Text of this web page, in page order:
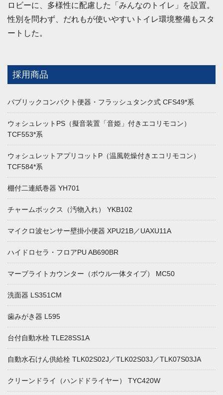
ロビーに、多様性に配慮した「みんなのトイレ」を設置。
性別を問わず、だれもが使いやすいトイレ環境整備もスタ
ートした。
採用商品
パブリックコンパクト便器・フラッシュタンク式 CFS49*系
ウォシュレットPS（擬音装置「音姫」付きエコリモコン）
TCF553*系
ウォシュレットアプリコットP（温風乾燥付きエコリモコン）
TCF584*系
棚付二連紙巻器 YH701
チャームボックス（汚物入れ） YKB102
マイクロ波センサー壁掛小便器 XPU21B／UAXU11A
ハイドロセラ・フロアPU AB690BR
マーブライトカウンター（ボウル一体タイプ） MC50
洗面器 LS351CM
歯みがき器 L595
台付自動水栓 TLE28SS1A
自動水石けん供給栓 TLK02S02J／TLK02S03J／TLK07S03JA
クリーンドライ（ハンドドライヤー） TYC420W